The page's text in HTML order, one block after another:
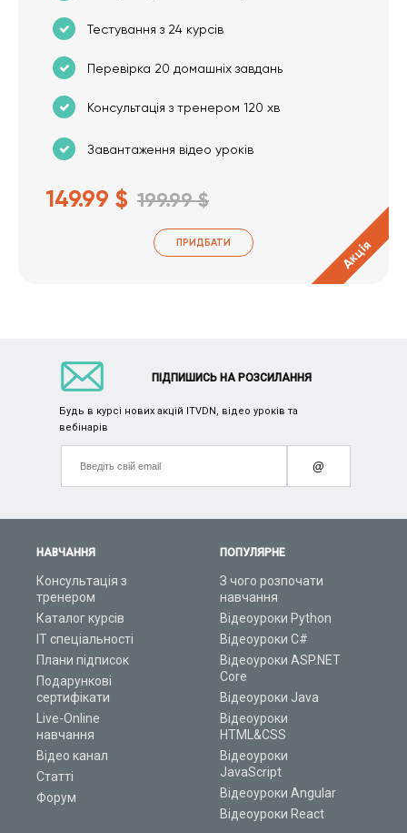
Тестування з 24 курсів
Перевірка 20 домашніх завдань
Консультація з тренером 120 хв
Завантаження відео уроків
149.99 $ 199.99 $
ПРИДБАТИ Акція
НАВЧАННЯ
Консультація з
тренером
Каталог курсів
ІТ спеціальності
Плани підписок
Подарункові
сертифікати
Live-Online
навчання
Відео канал
Статті
Форум
ПОПУЛЯРНЕ
З чого розпочати
навчання
Відеоуроки Python
Відеоуроки C#
Відеоуроки ASP.NET
Core
Відеоуроки Java
Відеоуроки
HTML&CSS
Відеоуроки
JavaScript
Відеоуроки Angular
Відеоуроки React
ПІДПИШИСЬ НА РОЗСИЛАННЯ
Будь в курсі нових акцій ITVDN, відео уроків та
вебінарів
@